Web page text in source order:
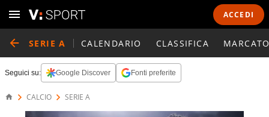
ACCEDI
SERIE A CALENDARIO CLASSIFICA
Seguici su: Google Discover Fonti preferite
CALCIO SERIE A